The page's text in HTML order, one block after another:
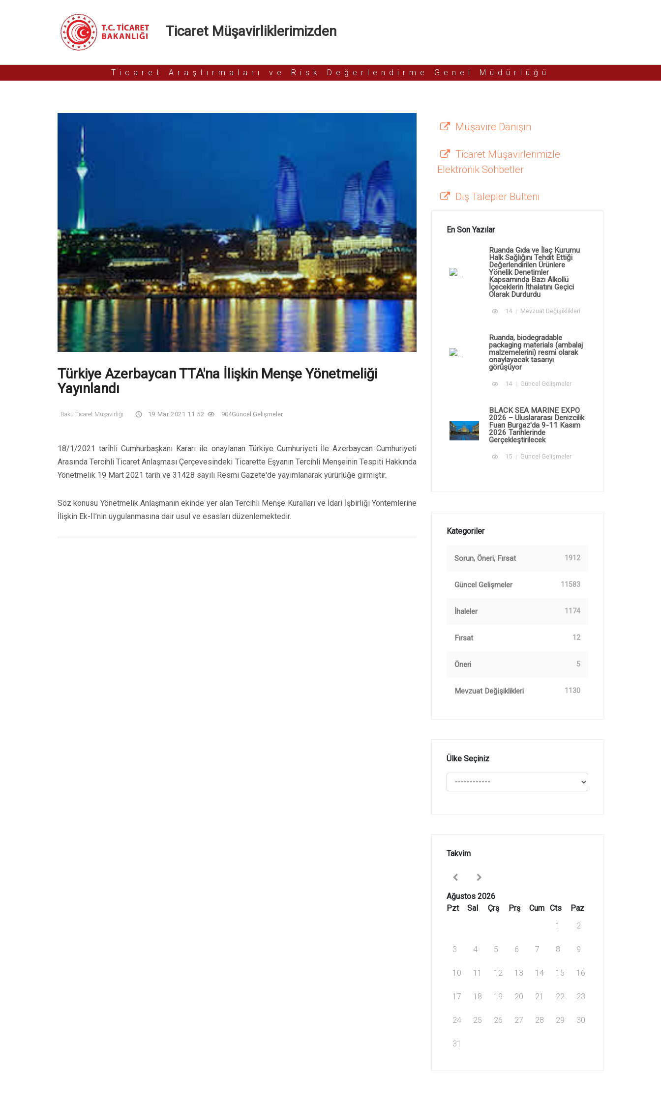
Ticaret Müşavirliklerimizden
Ticaret Araştırmaları ve Risk Değerlendirme Genel Müdürlüğü
Türkiye Azerbaycan TTA'na İlişkin Menşe Yönetmeliği
Yayınlandı
Bakü Ticaret Müşavirliği 19 Mar 2021 11:52 904Güncel Gelişmeler
18/1/2021 tarihli Cumhurbaşkanı Kararı ile onaylanan Türkiye Cumhuriyeti İle Azerbaycan Cumhuriyeti
Arasında Tercihli Ticaret Anlaşması Çerçevesindeki Ticarette Eşyanın Tercihli Menşeinin Tespiti Hakkında
Yönetmelik 19 Mart 2021 tarih ve 31428 sayılı Resmi Gazete'de yayımlanarak yürürlüğe girmiştir.
Söz konusu Yönetmelik Anlaşmanın ekinde yer alan Tercihli Menşe Kuralları ve İdari İşbirliği Yöntemlerine
İlişkin Ek-II’nin uygulanmasına dair usul ve esasları düzenlemektedir.
Müşavire Danışın
Ticaret Müşavirlerimizle
Elektronik Sohbetler
Dış Talepler Bülteni
En Son Yazılar
Ruanda Gıda ve İlaç Kurumu
Halk Sağlığını Tehdit Ettiği
Değerlendirilen Ürünlere
Yönelik Denetimler
Kapsamında Bazı Alkollü
İçeceklerin İthalatını Geçici
Olarak Durdurdu
14 Mevzuat Değişiklikleri
Ruanda, biodegradable
packaging materials (ambalaj
malzemelerini) resmi olarak
onaylayacak tasarıyı
görüşüyor
14 Güncel Gelişmeler
BLACK SEA MARINE EXPO
2026 – Uluslararası Denizcilik
Fuarı Burgaz'da 9-11 Kasım
2026 Tarihlerinde
Gerçekleştirilecek
15 Güncel Gelişmeler
Kategoriler
Sorun, Öneri, Fırsat 1912
Güncel Gelişmeler 11583
İhaleler 1174
Fırsat 12
Öneri 5
Mevzuat Değişiklikleri 1130
Ülke Seçiniz
Takvim
Ağustos 2026
Pzt
Sal Çrş Prş Cum Cts
Paz
1
2
3 4 5 6 7 8 9
10 11 12 13 14 15 16
17 18 19 20 21 22 23
24 25 26 27 28 29 30
31